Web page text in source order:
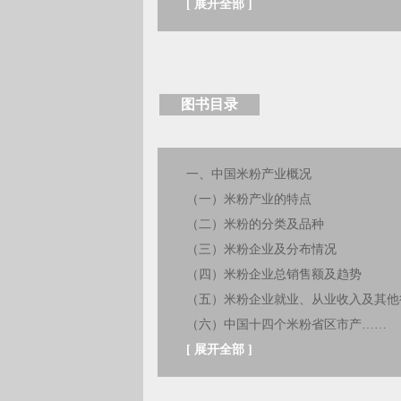
[ 展开全部 ]
图书目录
一、中国米粉产业概况
（一）米粉产业的特点
（二）米粉的分类及品种
（三）米粉企业及分布情况
（四）米粉企业总销售额及趋势
（五）米粉企业就业、从业收入及其
（六）中国十四个米粉省区市产……
[ 展开全部 ]